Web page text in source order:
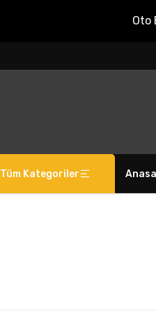
Oto
Tüm Kategoriler